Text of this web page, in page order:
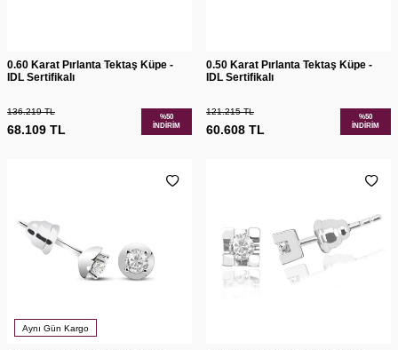
0.60 Karat Pırlanta Tektaş Küpe -
IDL Sertifikalı
136.219TL
68.109 TL
%50
İNDIRIM
0.50 Karat Pırlanta Tektaş Küpe -
IDL Sertifikalı
121.215TL
60.608 TL
%50
İNDIRIM
Aynı Gün Kargo